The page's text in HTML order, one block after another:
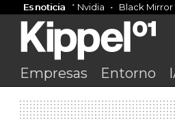
Es noticia Nvidia Black Mirror
Empresas Entorno